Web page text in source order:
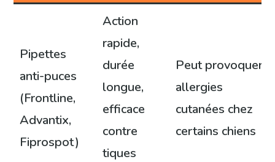
Pipettes
anti-puces
(Frontline,
Advantix,
Fiprospot)
Action
rapide,
durée
longue,
efficace
contre
tiques
Peut provoquer
allergies
cutanées chez
certains chiens